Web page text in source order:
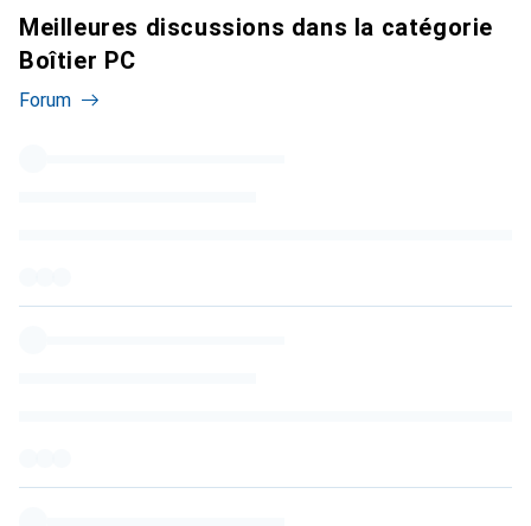
Meilleures discussions dans la catégorie
Boîtier PC
Forum